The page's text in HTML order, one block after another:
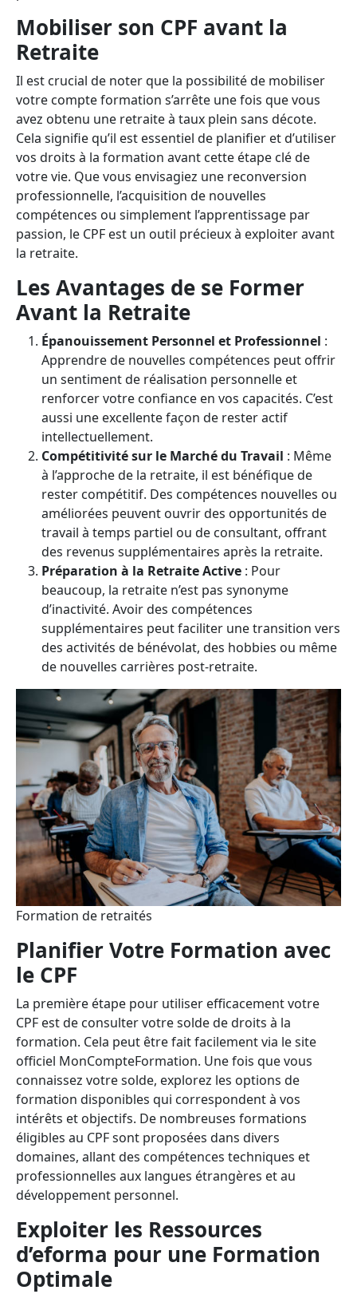
Mobiliser son CPF avant la
Retraite
Il est crucial de noter que la possibilité de mobiliser
votre compte formation s’arrête une fois que vous
avez obtenu une retraite à taux plein sans décote.
Cela signifie qu’il est essentiel de planifier et d’utiliser
vos droits à la formation avant cette étape clé de
votre vie. Que vous envisagiez une reconversion
professionnelle, l’acquisition de nouvelles
compétences ou simplement l’apprentissage par
passion, le CPF est un outil précieux à exploiter avant
la retraite.
Les Avantages de se Former
Avant la Retraite
Épanouissement Personnel et Professionnel :
Apprendre de nouvelles compétences peut offrir
un sentiment de réalisation personnelle et
renforcer votre confiance en vos capacités. C’est
aussi une excellente façon de rester actif
intellectuellement.
Compétitivité sur le Marché du Travail : Même
à l’approche de la retraite, il est bénéfique de
rester compétitif. Des compétences nouvelles ou
améliorées peuvent ouvrir des opportunités de
travail à temps partiel ou de consultant, offrant
des revenus supplémentaires après la retraite.
Préparation à la Retraite Active : Pour
beaucoup, la retraite n’est pas synonyme
d’inactivité. Avoir des compétences
supplémentaires peut faciliter une transition vers
des activités de bénévolat, des hobbies ou même
de nouvelles carrières post-retraite.
Formation de retraités
Planifier Votre Formation avec
le CPF
La première étape pour utiliser efficacement votre
CPF est de consulter votre solde de droits à la
formation. Cela peut être fait facilement via le site
officiel MonCompteFormation. Une fois que vous
connaissez votre solde, explorez les options de
formation disponibles qui correspondent à vos
intérêts et objectifs. De nombreuses formations
éligibles au CPF sont proposées dans divers
domaines, allant des compétences techniques et
professionnelles aux langues étrangères et au
développement personnel.
Exploiter les Ressources
d’eforma pour une Formation
Optimale